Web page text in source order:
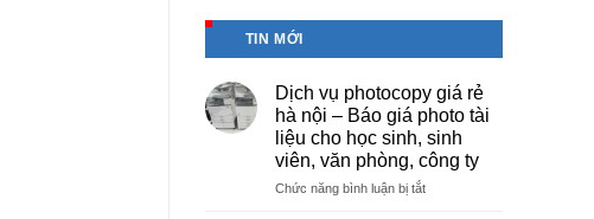
TIN MỚI
Dịch vụ photocopy giá rẻ
hà nội – Báo giá photo tài
liệu cho học sinh, sinh
viên, văn phòng, công ty
Chức năng bình luận bị tắtở